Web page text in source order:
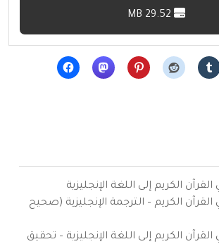
الكريم إلى اللغة الإنجليزية
الكريم – الترجمة الإنجليزية (صحيح
الكريم إلى اللغة الإنجليزية – تحقيق